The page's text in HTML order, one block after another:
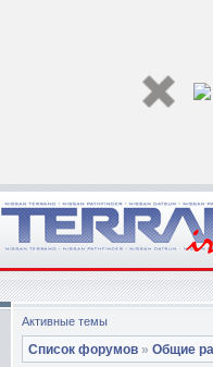
Активные темы
Список форумов » Общие